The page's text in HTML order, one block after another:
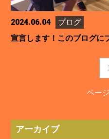
2024.06.04
ブログ
宣言します！このブログに
1
ペー
アーカイブ